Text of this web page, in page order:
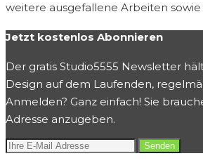
weitere ausgefallene Arbeiten
Jetzt kostenlos Abonnieren
Der gratis Studio5555 Newsletter
Design auf dem Laufenden,
Anmelden? Ganz einfach! Sie
Adresse anzugeben.